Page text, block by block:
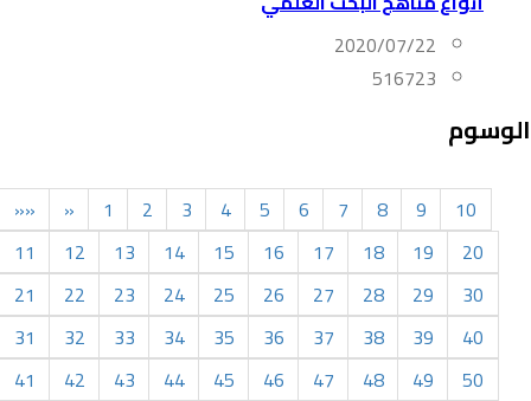
2020/07/22
516723
الوسوم
«« « 1 2 3 4 5 6 7 8 9
10
11
12 13 14 15 16 17 18 19
20
21
22 23 24 25 26 27 28 29
30
31
32 33 34 35 36 37 38 39
40
41
42 43 44 45 46 47 48 49
50